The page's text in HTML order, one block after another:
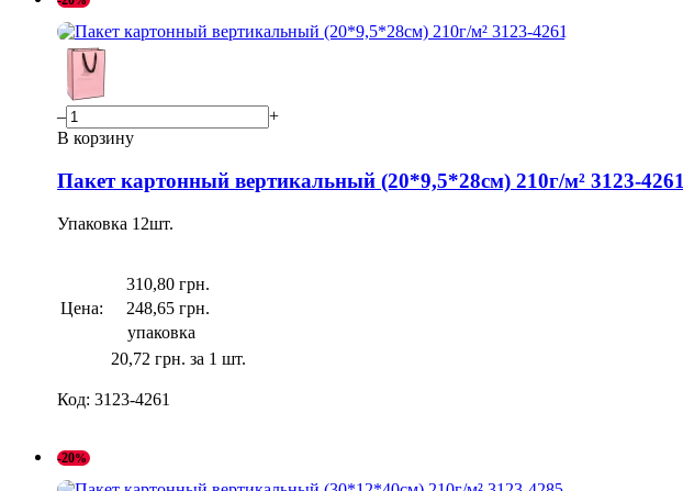
–
+
В корзину
Пакет картонный вертикальный (20*9,5*28см) 210г/м² 3123-4261
Упаковка 12шт.
Цена:
310,80 грн.
248,65 грн.
упаковка
20,72 грн. за 1 шт.
Код: 3123-4261
-20